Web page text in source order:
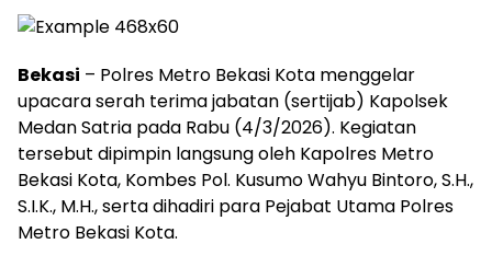
Bekasi – Polres Metro Bekasi Kota menggelar
upacara serah terima jabatan (sertijab) Kapolsek
Medan Satria pada Rabu (4/3/2026). Kegiatan
tersebut dipimpin langsung oleh Kapolres Metro
Bekasi Kota, Kombes Pol. Kusumo Wahyu Bintoro, S.H.,
S.I.K., M.H., serta dihadiri para Pejabat Utama Polres
Metro Bekasi Kota.